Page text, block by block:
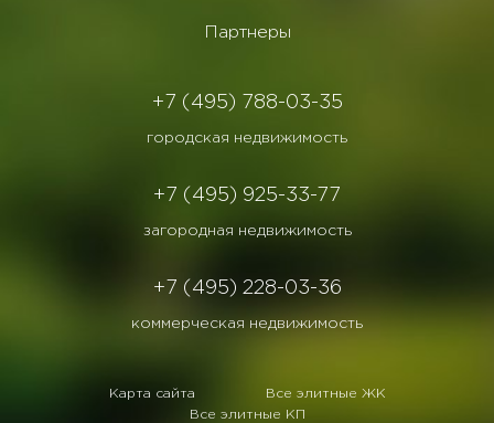
Партнеры
+7 (495) 788-03-35
городская недвижимость
+7 (495) 925-33-77
загородная недвижимость
+7 (495) 228-03-36
коммерческая недвижимость
Карта сайта
Все элитные ЖК
Все элитные КП